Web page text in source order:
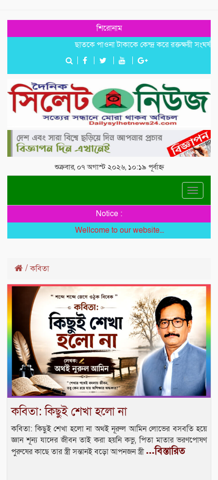
শিরোনাম
‎​ছাতকে পাওনা টাকাকে কেন্দ্র করে রক্তক্ষয়ী সংঘর্ষ, গুরুতর
শুক্রবার, ০৭ অগাস্ট ২০২৬, ১০:১৯ পূর্বাহ্ন
Toggle
Notice :
Wellcome to our website...
/কবিতা
কবিতা: কিছুই শেখা হলো না
কবিতা: কিছুই শেখা হলো না অথই নূরুল আমিন লোভের বসবতি হয়ে
জ্ঞান শূন্য যাদের জীবন তাই করা হয়নি কভু, পিতা মাতার ভরণপোষণ
পুরুষের কাছে তার স্ত্রী সন্তানই বড়ো আপনজন স্ত্রী ...বিস্তারিত